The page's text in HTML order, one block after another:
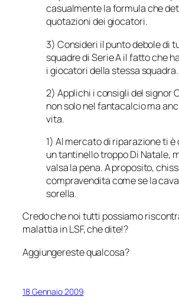
casualmente la formula che
quotazioni dei giocatori.
3) Consideri il punto debole di
squadre di Serie A il fatto che
i giocatori della stessa squadra.
2) Applichi i consigli del signor
non solo nel fantacalcio ma
vita.
1) Al mercato di riparazione ti
un tantinello troppo Di Natale,
valsa la pena. A proposito,
compravendita come se la
sorella.
Credo che noi tutti possiamo
malattia in LSF, che dite!?
Aggiungereste qualcosa?
18 Gennaio 2009